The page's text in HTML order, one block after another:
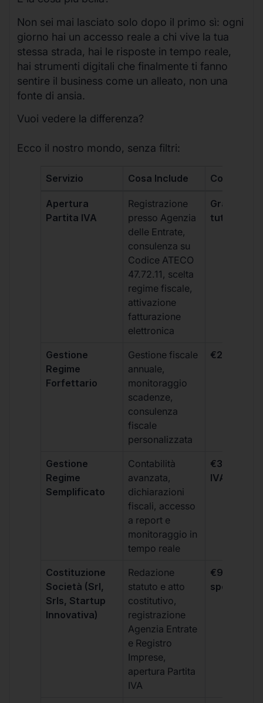
Non sei mai lasciato solo dopo il primo sì: ogni
giorno hai un accesso reale a chi vive la tua
stessa strada, hai le risposte in tempo reale,
hai strumenti digitali che finalmente ti fanno
sentire il business come un alleato, non una
fonte di ansia.
Vuoi vedere la differenza?
Ecco il nostro mondo, senza filtri:
Servizio Cosa Include Costo
Apertura
Partita IVA
Registrazione
presso Agenzia
delle Entrate,
consulenza su
Codice ATECO
47.72.11, scelta
regime fiscale,
attivazione
fatturazione
elettronica
Gratis,
tutti i piani
Gestione
Regime
Forfettario
Gestione fiscale
annuale,
monitoraggio
scadenze,
consulenza
fiscale
personalizzata
€264 +
Gestione
Regime
Semplificato
Contabilità
avanzata,
dichiarazioni
fiscali, accesso
a report e
monitoraggio in
tempo reale
€333 +
IVA/
Costituzione
Società (Srl,
Srls, Startup
Innovativa)
Redazione
statuto e atto
costitutivo,
registrazione
Agenzia Entrate
e Registro
Imprese,
apertura Partita
IVA
€99 + IVA
spese